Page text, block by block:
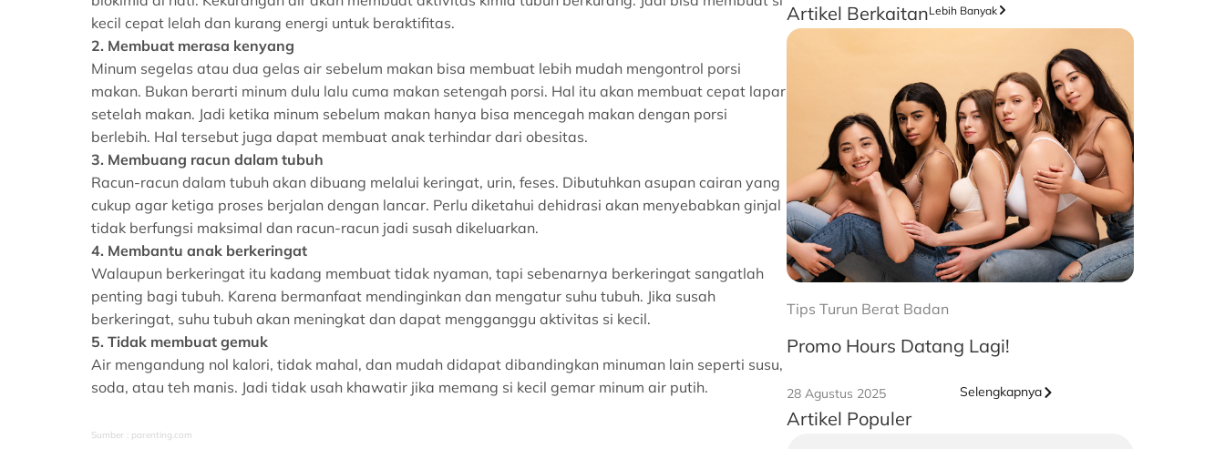
kecil cepat lelah dan kurang energi untuk beraktifitas.
2. Membuat merasa kenyang
Minum segelas atau dua gelas air sebelum makan bisa membuat lebih mudah mengontrol porsi
makan. Bukan berarti minum dulu lalu cuma makan setengah porsi. Hal itu akan membuat cepat lapar
setelah makan. Jadi ketika minum sebelum makan hanya bisa mencegah makan dengan porsi
berlebih. Hal tersebut juga dapat membuat anak terhindar dari obesitas.
3. Membuang racun dalam tubuh
Racun-racun dalam tubuh akan dibuang melalui keringat, urin, feses. Dibutuhkan asupan cairan yang
cukup agar ketiga proses berjalan dengan lancar. Perlu diketahui dehidrasi akan menyebabkan ginjal
tidak berfungsi maksimal dan racun-racun jadi susah dikeluarkan.
4. Membantu anak berkeringat
Walaupun berkeringat itu kadang membuat tidak nyaman, tapi sebenarnya berkeringat sangatlah
penting bagi tubuh. Karena bermanfaat mendinginkan dan mengatur suhu tubuh. Jika susah
berkeringat, suhu tubuh akan meningkat dan dapat mengganggu aktivitas si kecil.
5. Tidak membuat gemuk
Air mengandung nol kalori, tidak mahal, dan mudah didapat dibandingkan minuman lain seperti susu,
soda, atau teh manis. Jadi tidak usah khawatir jika memang si kecil gemar minum air putih.
Sumber : parenting.com
Artikel BerkaitanLebih Banyak
Tips Turun Berat Badan
Promo Hours Datang Lagi!
28 Agustus 2025 Selengkapnya
Artikel Populer